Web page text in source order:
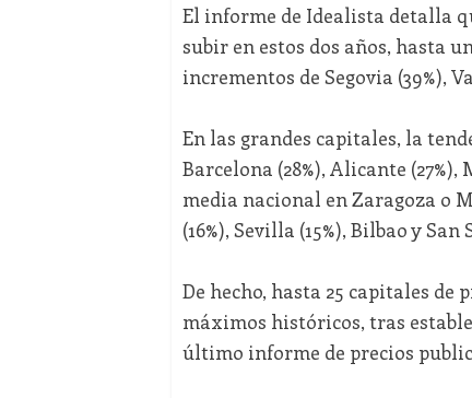
El informe de Idealista detalla
subir en estos dos años, hasta
incrementos de Segovia (39%),
En las grandes capitales, la
Barcelona (28%), Alicante
media nacional en Zaragoza o
(16%), Sevilla (15%), Bilbao y
De hecho, hasta 25 capitales
máximos históricos, tras
último informe de precios